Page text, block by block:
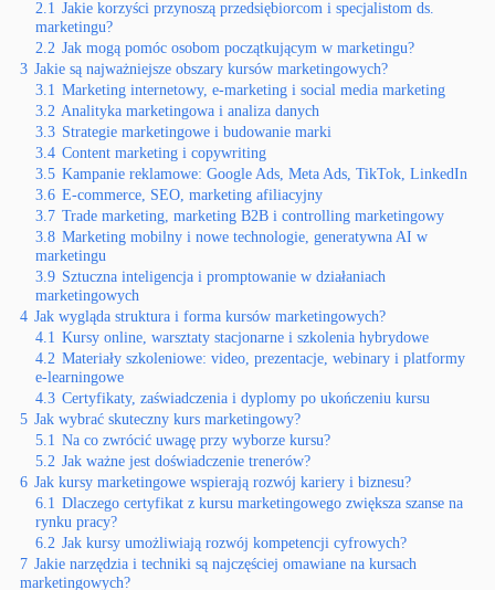
2.1 Jakie korzyści przynoszą przedsiębiorcom i specjalistom ds.
marketingu?
2.2 Jak mogą pomóc osobom początkującym w marketingu?
3 Jakie są najważniejsze obszary kursów marketingowych?
3.1 Marketing internetowy, e-marketing i social media marketing
3.2 Analityka marketingowa i analiza danych
3.3 Strategie marketingowe i budowanie marki
3.4 Content marketing i copywriting
3.5 Kampanie reklamowe: Google Ads, Meta Ads, TikTok, LinkedIn
3.6 E-commerce, SEO, marketing afiliacyjny
3.7 Trade marketing, marketing B2B i controlling marketingowy
3.8 Marketing mobilny i nowe technologie, generatywna AI w
marketingu
3.9 Sztuczna inteligencja i promptowanie w działaniach
marketingowych
4 Jak wygląda struktura i forma kursów marketingowych?
4.1 Kursy online, warsztaty stacjonarne i szkolenia hybrydowe
4.2 Materiały szkoleniowe: video, prezentacje, webinary i platformy
e-learningowe
4.3 Certyfikaty, zaświadczenia i dyplomy po ukończeniu kursu
5 Jak wybrać skuteczny kurs marketingowy?
5.1 Na co zwrócić uwagę przy wyborze kursu?
5.2 Jak ważne jest doświadczenie trenerów?
6 Jak kursy marketingowe wspierają rozwój kariery i biznesu?
6.1 Dlaczego certyfikat z kursu marketingowego zwiększa szanse na
rynku pracy?
6.2 Jak kursy umożliwiają rozwój kompetencji cyfrowych?
7 Jakie narzędzia i techniki są najczęściej omawiane na kursach
marketingowych?